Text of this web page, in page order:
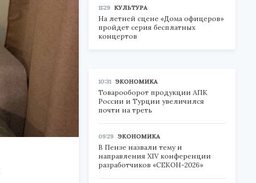
11:29 КУЛЬТУРА
На летней сцене «Дома офицеров»
пройдет серия бесплатных
концертов
10:31 ЭКОНОМИКА
Товарооборот продукции АПК
России и Турции увеличился
почти на треть
09:29 ЭКОНОМИКА
В Пензе назвали тему и
направления XIV конференции
разработчиков «СЕКОН-2026»